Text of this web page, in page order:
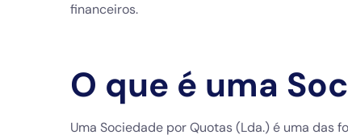
financeiros.
O que é uma
Uma Sociedade por Quotas (Lda.) é uma das